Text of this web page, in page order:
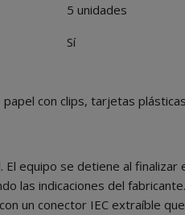
5 unidades
Sí
con clips, tarjetas
equipo se detiene al
las indicaciones del
un conector IEC extraíble